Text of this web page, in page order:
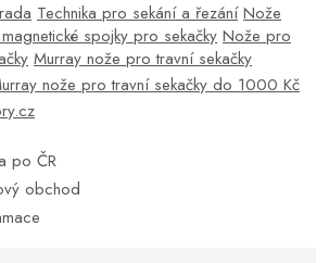
Technika pro sekání a řezání Nože
spojky pro sekačky Nože pro
Murray nože pro travní sekačky
nože pro travní sekačky do 1000 Kč
po ČR
obchod